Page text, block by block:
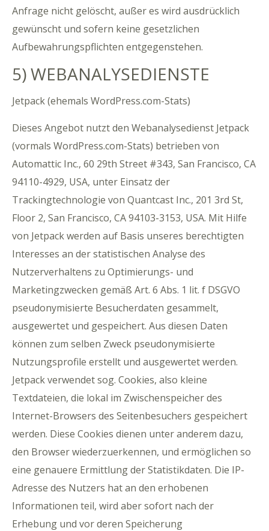
Anfrage nicht gelöscht, außer es wird ausdrücklich
gewünscht und sofern keine gesetzlichen
Aufbewahrungspflichten entgegenstehen.
5) WEBANALYSEDIENSTE
Jetpack (ehemals WordPress.com-Stats)
Dieses Angebot nutzt den Webanalysedienst Jetpack
(vormals WordPress.com-Stats) betrieben von
Automattic Inc., 60 29th Street #343, San Francisco, CA
94110-4929, USA, unter Einsatz der
Trackingtechnologie von Quantcast Inc., 201 3rd St,
Floor 2, San Francisco, CA 94103-3153, USA. Mit Hilfe
von Jetpack werden auf Basis unseres berechtigten
Interesses an der statistischen Analyse des
Nutzerverhaltens zu Optimierungs- und
Marketingzwecken gemäß Art. 6 Abs. 1 lit. f DSGVO
pseudonymisierte Besucherdaten gesammelt,
ausgewertet und gespeichert. Aus diesen Daten
können zum selben Zweck pseudonymisierte
Nutzungsprofile erstellt und ausgewertet werden.
Jetpack verwendet sog. Cookies, also kleine
Textdateien, die lokal im Zwischenspeicher des
Internet-Browsers des Seitenbesuchers gespeichert
werden. Diese Cookies dienen unter anderem dazu,
den Browser wiederzuerkennen, und ermöglichen so
eine genauere Ermittlung der Statistikdaten. Die IP-
Adresse des Nutzers hat an den erhobenen
Informationen teil, wird aber sofort nach der
Erhebung und vor deren Speicherung